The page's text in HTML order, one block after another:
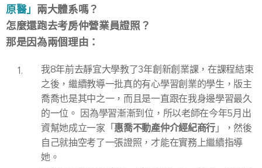
原醫」 兩大體系嗎？
怎麼還跑去考房仲營業員證照？
那是因為兩個理由：
我8年前去靜宜大學教了3年創新創業課，在課程結束
之後，繼續教導一批真的有心學習創業的學生，版主
喬喬也是其中之一，而且是一直跟在我身邊學習最久
的一位。 因為學習漸漸到位，所以老師在今年5月出
資幫她成立一家「 惠喬不動產仲介經紀商行」，然後
自己就抽空考了一張證照，才能在實務上繼續指導
她。